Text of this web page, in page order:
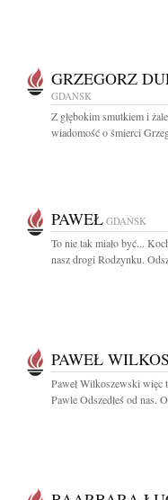
GRZEGORZ
GDAŃSK
Z głębokim smutkiem i
wiadomość o śmierci
PAWEŁ GDAŃSK
To nie tak miało być...
nasz drogi Rodzynku.
PAWEŁ
Paweł Wilkoszewski więc
Pawle Odszedłeś od nas.